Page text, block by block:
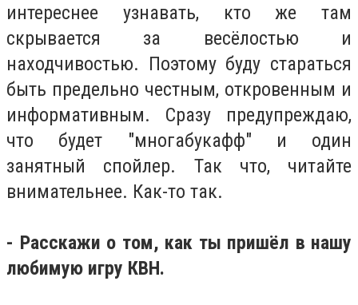
интереснее узнавать, кто же там
скрывается за весёлостью и
находчивостью. Поэтому буду стараться
быть предельно честным, откровенным и
информативным. Сразу предупреждаю,
что будет "многабукафф" и один
занятный спойлер. Так что, читайте
внимательнее. Как-то так.
- Расскажи о том, как ты пришёл в нашу
любимую игру КВН.